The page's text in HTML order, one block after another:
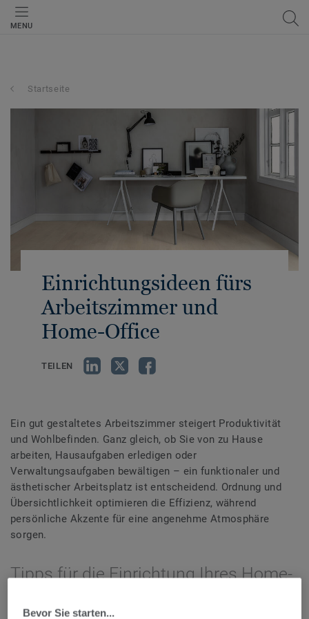
MENU
Startseite
Einrichtungsideen fürs
Arbeitszimmer und
Home-Office
TEILEN
Ein gut gestaltetes Arbeitszimmer steigert Produktivität
und Wohlbefinden. Ganz gleich, ob Sie von zu Hause
arbeiten, Hausaufgaben erledigen oder
Verwaltungsaufgaben bewältigen – ein funktionaler und
ästhetischer Arbeitsplatz ist entscheidend. Ordnung und
Übersichtlichkeit optimieren die Effizienz, während
persönliche Akzente für eine angenehme Atmosphäre
sorgen.
Tipps für die Einrichtung Ihres Home-
Bevor Sie starten...